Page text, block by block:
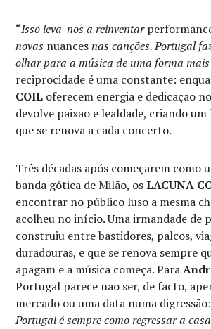
“Isso leva-nos a reinventar
novas nuancesnas canções. Portugal
olhar para a música de uma forma
reciprocidade é uma constante:
COIL oferecem energia e dedicação
devolve paixão e lealdade, criando
que se renova a cada concerto.
Três décadas após começarem como
banda gótica de Milão, osLACUNA
encontrar no público luso a mesma
acolheu no início. Uma irmandade de
construiu entre bastidores, palcos,
duradouras, e que se renova sempre
apagam e a música começa. Para
Portugal parece não ser, de facto,
mercado ou uma data numa
Portugal é sempre como regressar a casa